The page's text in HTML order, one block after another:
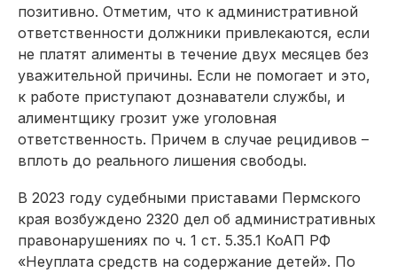
позитивно. Отметим, что к административной
ответственности должники привлекаются, если
не платят алименты в течение двух месяцев без
уважительной причины. Если не помогает и это,
к работе приступают дознаватели службы, и
алиментщику грозит уже уголовная
ответственность. Причем в случае рецидивов –
вплоть до реального лишения свободы.
В 2023 году судебными приставами Пермского
края возбуждено 2320 дел об административных
правонарушениях по ч. 1 ст. 5.35.1 КоАП РФ
«Неуплата средств на содержание детей». По